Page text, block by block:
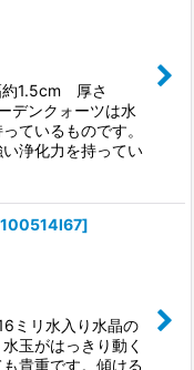
1.5cm 厚さ
デンクォーツは水
ているものです。
浄化力を持ってい
]
ミリ水入り水晶の
玉がはっきり動く
貴重です。傾ける